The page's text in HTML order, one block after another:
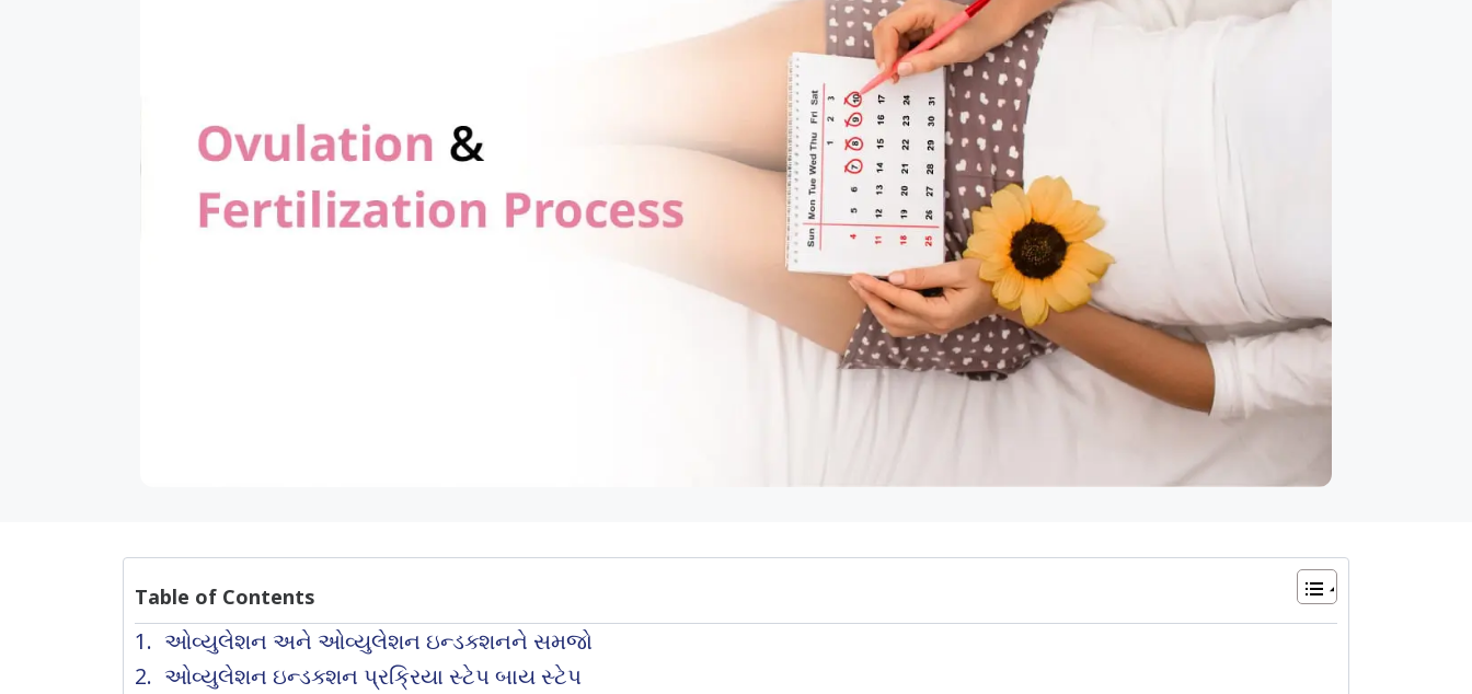
Table of Contents
ઓવ્યુલેશન અને ઓવ્યુલેશન ઇન્ડક્શનને સમજો
ઓવ્યુલેશન ઇન્ડક્શન પ્રક્રિયા સ્ટેપ બાય સ્ટેપ